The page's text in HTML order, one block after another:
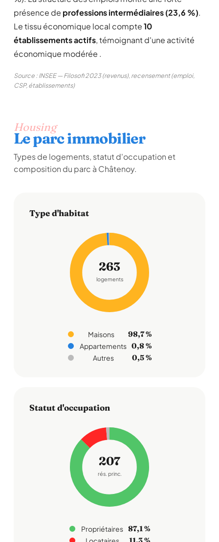
présence de professions intermédiaires (23,6 %).
Le tissu économique local compte10
établissements actifs, témoignant d'une activité
économique modérée .
Source : INSEE — Filosofi 2023 (revenus), recensement (emploi,
CSP, établissements)
Housing
Le parc immobilier
Types de logements, statut d'occupation et
composition du parc à Châtenoy.
Type d'habitat
263
logements
Maisons 98,7 %
Appartements 0,8 %
Autres 0,5 %
Statut d'occupation
207
rés. princ.
Propriétaires 87,1 %